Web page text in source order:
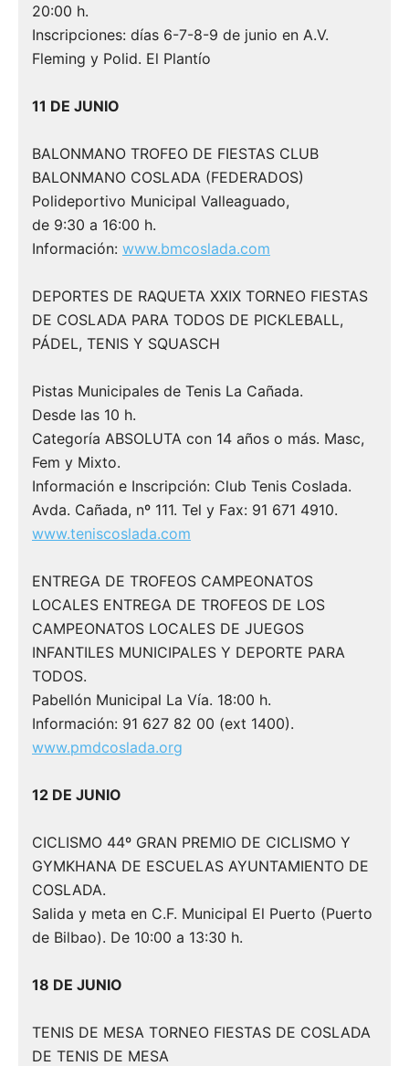
20:00 h.
Inscripciones: días 6-7-8-9 de junio en A.V.
Fleming y Polid. El Plantío
11 DE JUNIO
BALONMANO TROFEO DE FIESTAS CLUB
BALONMANO COSLADA (FEDERADOS)
Polideportivo Municipal Valleaguado,
de 9:30 a 16:00 h.
Información: www.bmcoslada.com
DEPORTES DE RAQUETA XXIX TORNEO FIESTAS
DE COSLADA PARA TODOS DE PICKLEBALL,
PÁDEL, TENIS Y SQUASCH
Pistas Municipales de Tenis La Cañada.
Desde las 10 h.
Categoría ABSOLUTA con 14 años o más. Masc,
Fem y Mixto.
Información e Inscripción: Club Tenis Coslada.
Avda. Cañada, nº 111. Tel y Fax: 91 671 4910.
www.teniscoslada.com
ENTREGA DE TROFEOS CAMPEONATOS
LOCALES ENTREGA DE TROFEOS DE LOS
CAMPEONATOS LOCALES DE JUEGOS
INFANTILES MUNICIPALES Y DEPORTE PARA
TODOS.
Pabellón Municipal La Vía. 18:00 h.
Información: 91 627 82 00 (ext 1400).
www.pmdcoslada.org
12 DE JUNIO
CICLISMO 44º GRAN PREMIO DE CICLISMO Y
GYMKHANA DE ESCUELAS AYUNTAMIENTO DE
COSLADA.
Salida y meta en C.F. Municipal El Puerto (Puerto
de Bilbao). De 10:00 a 13:30 h.
18 DE JUNIO
TENIS DE MESA TORNEO FIESTAS DE COSLADA
DE TENIS DE MESA